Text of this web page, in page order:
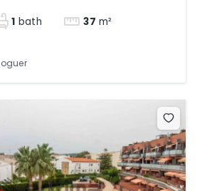
1 bath 37 m²